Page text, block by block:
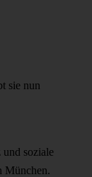
sie nun
soziale
München.